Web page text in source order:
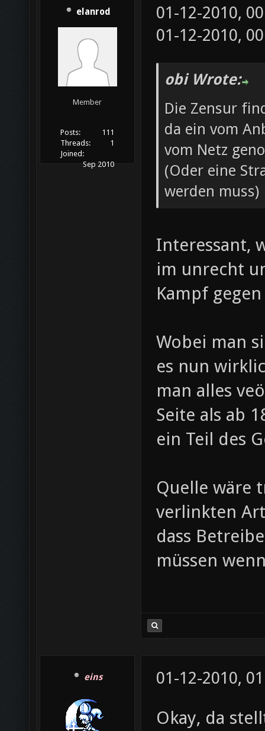
elanrod
Member
Posts:
111
Threads:
1
Joined:
Sep 2010
01-12-2010,
01-12-2010,
obi Wrote:
Die Zensur
da ein vom
vom Netz
(Oder eine
werden muss)
Interessant,
im unrecht
Kampf
Wobei man
es nun
man alles
Seite als ab
ein Teil des
Quelle wäre
verlinkten
dass
müssen
eins 01-12-2010,
Okay, da